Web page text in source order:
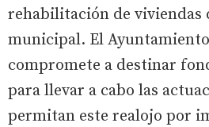
rehabilitación de
municipal. El
compromete a destinar
para llevar a cabo las
permitan este realojo por